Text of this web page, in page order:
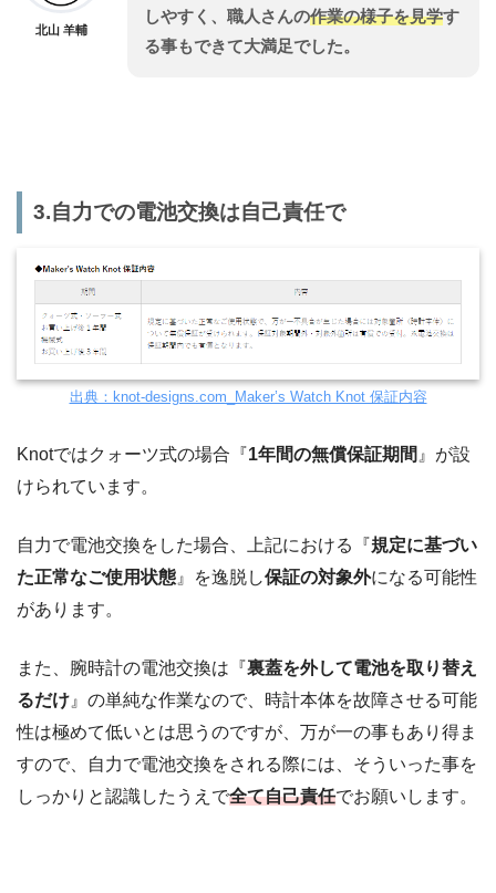
北山 羊輔
しやすく、職人さんの作業の様子を見学す
る事もできて大満足でした。
3.自力での電池交換は自己責任で
出典：knot-designs.com_Maker’s Watch Knot 保証内容
Knotではクォーツ式の場合『1年間の無償保証期間 』が設
けられています。
自力で電池交換をした場合、上記における『規定に基づい
た正常なご使用状態 』を逸脱し保証の対象外になる可能性
があります。
また、腕時計の電池交換は『裏蓋を外して電池を取り替え
るだけ 』の単純な作業なので、時計本体を故障させる可能
性は極めて低いとは思うのですが、万が一の事もあり得ま
すので、自力で電池交換をされる際には、そういった事を
しっかりと認識したうえで全て自己責任でお願いします。